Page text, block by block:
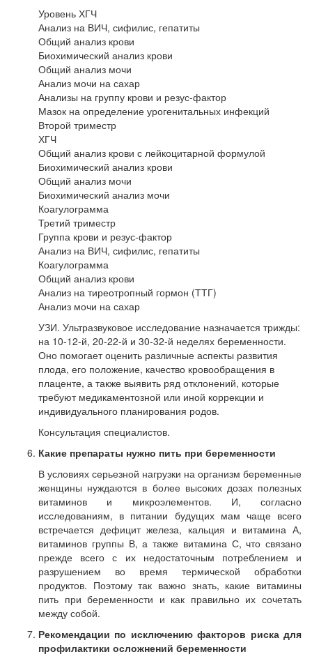
Уровень ХГЧ
Анализ на ВИЧ, сифилис, гепатиты
Общий анализ крови
Биохимический анализ крови
Общий анализ мочи
Анализ мочи на сахар
Анализы на группу крови и резус-фактор
Мазок на определение урогенитальных инфекций
Второй триместр
ХГЧ
Общий анализ крови с лейкоцитарной формулой
Биохимический анализ крови
Общий анализ мочи
Биохимический анализ мочи
Коагулограмма
Третий триместр
Группа крови и резус-фактор
Анализ на ВИЧ, сифилис, гепатиты
Коагулограмма
Общий анализ крови
Анализ на тиреотропный гормон (ТТГ)
Анализ мочи на сахар
УЗИ. Ультразвуковое исследование назначается трижды:
на 10-12-й, 20-22-й и 30-32-й неделях беременности.
Оно помогает оценить различные аспекты развития
плода, его положение, качество кровообращения в
плаценте, а также выявить ряд отклонений, которые
требуют медикаментозной или иной коррекции и
индивидуального планирования родов.
Консультация специалистов.
Какие препараты нужно пить при беременности
В условиях серьезной нагрузки на организм беременные
женщины нуждаются в более высоких дозах полезных
витаминов и микроэлементов. И, согласно
исследованиям, в питании будущих мам чаще всего
встречается дефицит железа, кальция и витамина А,
витаминов группы В, а также витамина С, что связано
прежде всего с их недостаточным потреблением и
разрушением во время термической обработки
продуктов. Поэтому так важно знать, какие витамины
пить при беременности и как правильно их сочетать
между собой.
Рекомендации по исключению факторов риска для
профилактики осложнений беременности